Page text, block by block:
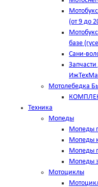
(от 9 до
базе
Сани-
Мотолебедка
Техника
Мопеды
Мопеды
Мопеды
Мопеды
Мопеды
Мотоциклы